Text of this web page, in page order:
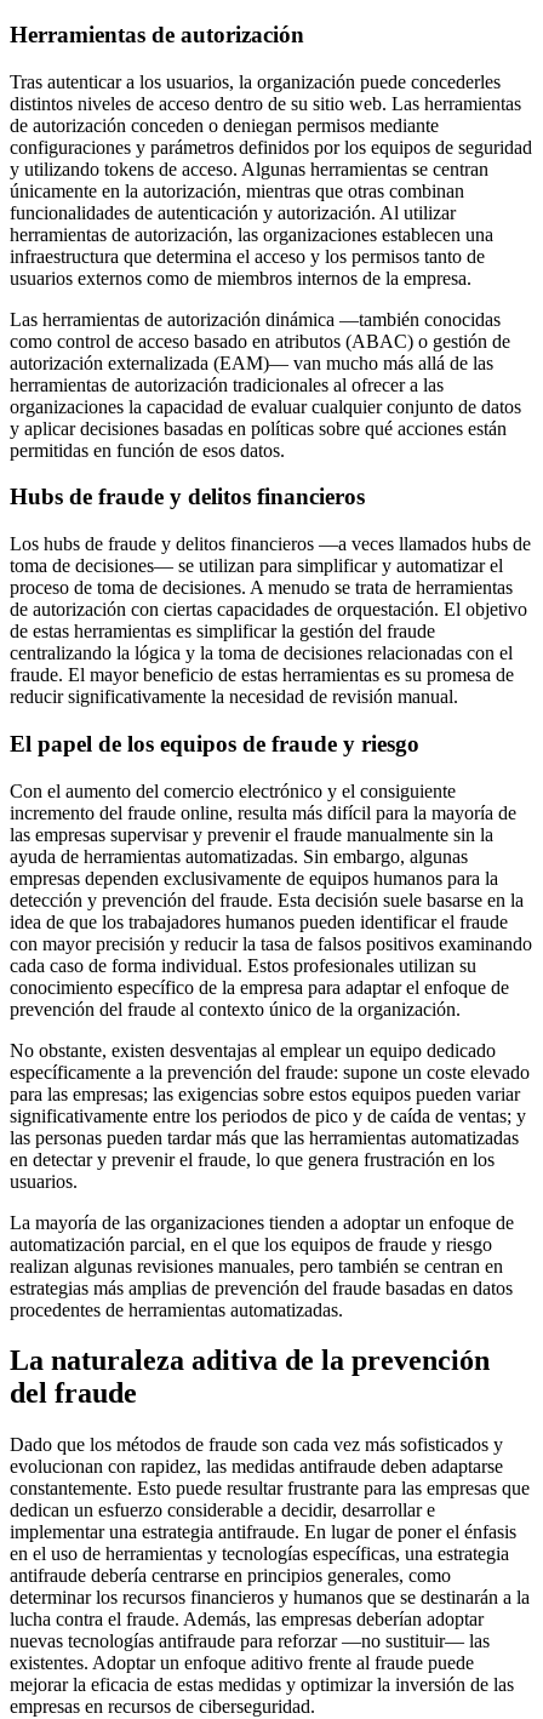
Herramientas de autorización
Tras autenticar a los usuarios, la organización puede concederles
distintos niveles de acceso dentro de su sitio web. Las herramientas
de autorización conceden o deniegan permisos mediante
configuraciones y parámetros definidos por los equipos de seguridad
y utilizando tokens de acceso. Algunas herramientas se centran
únicamente en la autorización, mientras que otras combinan
funcionalidades de autenticación y autorización. Al utilizar
herramientas de autorización, las organizaciones establecen una
infraestructura que determina el acceso y los permisos tanto de
usuarios externos como de miembros internos de la empresa.
Las herramientas de autorización dinámica —también conocidas
como control de acceso basado en atributos (ABAC) o gestión de
autorización externalizada (EAM)— van mucho más allá de las
herramientas de autorización tradicionales al ofrecer a las
organizaciones la capacidad de evaluar cualquier conjunto de datos
y aplicar decisiones basadas en políticas sobre qué acciones están
permitidas en función de esos datos.
Hubs de fraude y delitos financieros
Los hubs de fraude y delitos financieros —a veces llamados hubs de
toma de decisiones— se utilizan para simplificar y automatizar el
proceso de toma de decisiones. A menudo se trata de herramientas
de autorización con ciertas capacidades de orquestación. El objetivo
de estas herramientas es simplificar la gestión del fraude
centralizando la lógica y la toma de decisiones relacionadas con el
fraude. El mayor beneficio de estas herramientas es su promesa de
reducir significativamente la necesidad de revisión manual.
El papel de los equipos de fraude y riesgo
Con el aumento del comercio electrónico y el consiguiente
incremento del fraude online, resulta más difícil para la mayoría de
las empresas supervisar y prevenir el fraude manualmente sin la
ayuda de herramientas automatizadas. Sin embargo, algunas
empresas dependen exclusivamente de equipos humanos para la
detección y prevención del fraude. Esta decisión suele basarse en la
idea de que los trabajadores humanos pueden identificar el fraude
con mayor precisión y reducir la tasa de falsos positivos examinando
cada caso de forma individual. Estos profesionales utilizan su
conocimiento específico de la empresa para adaptar el enfoque de
prevención del fraude al contexto único de la organización.
No obstante, existen desventajas al emplear un equipo dedicado
específicamente a la prevención del fraude: supone un coste elevado
para las empresas; las exigencias sobre estos equipos pueden variar
significativamente entre los periodos de pico y de caída de ventas; y
las personas pueden tardar más que las herramientas automatizadas
en detectar y prevenir el fraude, lo que genera frustración en los
usuarios.
La mayoría de las organizaciones tienden a adoptar un enfoque de
automatización parcial, en el que los equipos de fraude y riesgo
realizan algunas revisiones manuales, pero también se centran en
estrategias más amplias de prevención del fraude basadas en datos
procedentes de herramientas automatizadas.
La naturaleza aditiva de la prevención
del fraude
Dado que los métodos de fraude son cada vez más sofisticados y
evolucionan con rapidez, las medidas antifraude deben adaptarse
constantemente. Esto puede resultar frustrante para las empresas que
dedican un esfuerzo considerable a decidir, desarrollar e
implementar una estrategia antifraude. En lugar de poner el énfasis
en el uso de herramientas y tecnologías específicas, una estrategia
antifraude debería centrarse en principios generales, como
determinar los recursos financieros y humanos que se destinarán a la
lucha contra el fraude. Además, las empresas deberían adoptar
nuevas tecnologías antifraude para reforzar —no sustituir— las
existentes. Adoptar un enfoque aditivo frente al fraude puede
mejorar la eficacia de estas medidas y optimizar la inversión de las
empresas en recursos de ciberseguridad.